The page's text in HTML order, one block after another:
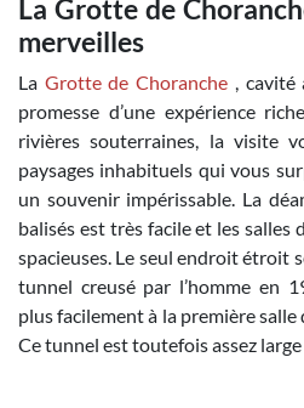
La Grotte de
merveilles
La Grotte de Choranche ,
promesse d’une expérience
rivières souterraines, la visite
paysages inhabituels qui vous
un souvenir impérissable. La
balisés est très facile et les salles
spacieuses. Le seul endroit étroit
tunnel creusé par l’homme en
plus facilement à la première
Ce tunnel est toutefois assez large